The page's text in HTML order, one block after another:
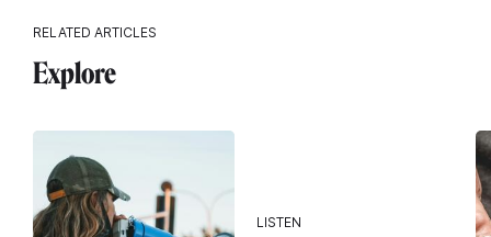
RELATED ARTICLES
Explore
LISTEN